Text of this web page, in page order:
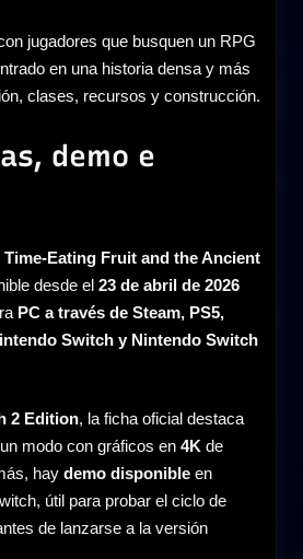
jugadores que busquen un RPG
en una historia densa y más
clases, recursos y construcción.
demo e
Time-Eating Fruit and the Ancient
desde el 23 de abril de 2026
PC a través de Steam, PS5,
Switch y Nintendo Switch
2 Edition, la ficha oficial destaca
modo con gráficos en 4K de
hay demo disponible en
útil para probar el ciclo de
de lanzarse a la versión